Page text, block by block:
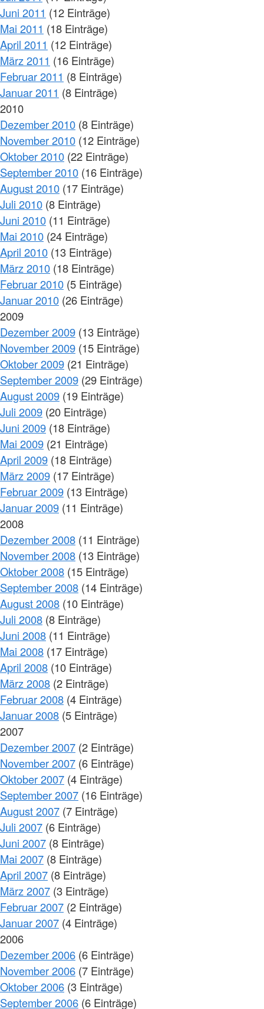
Juni 2011 (12 Einträge)
Mai 2011 (18 Einträge)
April 2011 (12 Einträge)
März 2011 (16 Einträge)
Februar 2011 (8 Einträge)
Januar 2011 (8 Einträge)
2010
Dezember 2010 (8 Einträge)
November 2010 (12 Einträge)
Oktober 2010 (22 Einträge)
September 2010 (16 Einträge)
August 2010 (17 Einträge)
Juli 2010 (8 Einträge)
Juni 2010 (11 Einträge)
Mai 2010 (24 Einträge)
April 2010 (13 Einträge)
März 2010 (18 Einträge)
Februar 2010 (5 Einträge)
Januar 2010 (26 Einträge)
2009
Dezember 2009 (13 Einträge)
November 2009 (15 Einträge)
Oktober 2009 (21 Einträge)
September 2009 (29 Einträge)
August 2009 (19 Einträge)
Juli 2009 (20 Einträge)
Juni 2009 (18 Einträge)
Mai 2009 (21 Einträge)
April 2009 (18 Einträge)
März 2009 (17 Einträge)
Februar 2009 (13 Einträge)
Januar 2009 (11 Einträge)
2008
Dezember 2008 (11 Einträge)
November 2008 (13 Einträge)
Oktober 2008 (15 Einträge)
September 2008 (14 Einträge)
August 2008 (10 Einträge)
Juli 2008 (8 Einträge)
Juni 2008 (11 Einträge)
Mai 2008 (17 Einträge)
April 2008 (10 Einträge)
März 2008 (2 Einträge)
Februar 2008 (4 Einträge)
Januar 2008 (5 Einträge)
2007
Dezember 2007 (2 Einträge)
November 2007 (6 Einträge)
Oktober 2007 (4 Einträge)
September 2007 (16 Einträge)
August 2007 (7 Einträge)
Juli 2007 (6 Einträge)
Juni 2007 (8 Einträge)
Mai 2007 (8 Einträge)
April 2007 (8 Einträge)
März 2007 (3 Einträge)
Februar 2007 (2 Einträge)
Januar 2007 (4 Einträge)
2006
Dezember 2006 (6 Einträge)
November 2006 (7 Einträge)
Oktober 2006 (3 Einträge)
September 2006 (6 Einträge)